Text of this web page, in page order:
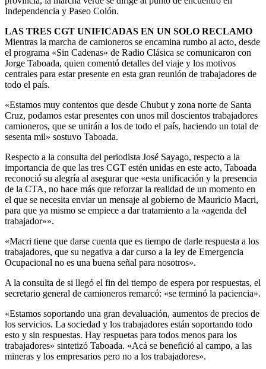
Independencia y Paseo Colón.
LAS TRES CGT UNIFICADAS EN UN SOLO RECLAMO
Mientras la marcha de camioneros se encamina rumbo al acto, desde
el programa «Sin Cadenas» de Radio Clásica se comunicaron con
Jorge Taboada, quien comentó detalles del viaje y los motivos
centrales para estar presente en esta gran reunión de trabajadores de
todo el país.
«Estamos muy contentos que desde Chubut y zona norte de Santa
Cruz, podamos estar presentes con unos mil doscientos trabajadores
camioneros, que se unirán a los de todo el país, haciendo un total de
sesenta mil» sostuvo Taboada.
Respecto a la consulta del periodista José Sayago, respecto a la
importancia de que las tres CGT estén unidas en este acto, Taboada
reconoció su alegría al asegurar que «esta unificación y la presencia
de la CTA, no hace más que reforzar la realidad de un momento en
el que se necesita enviar un mensaje al gobierno de Mauricio Macri,
para que ya mismo se empiece a dar tratamiento a la «agenda del
trabajador»».
«Macri tiene que darse cuenta que es tiempo de darle respuesta a los
trabajadores, que su negativa a dar curso a la ley de Emergencia
Ocupacional no es una buena señal para nosotros».
A la consulta de si llegó el fin del tiempo de espera por respuestas, el
secretario general de camioneros remarcó: «se terminó la paciencia».
«Estamos soportando una gran devaluación, aumentos de precios de
los servicios. La sociedad y los trabajadores están soportando todo
esto y sin respuestas. Hay respuetas para todos menos para los
trabajadores» sintetizó Taboada. «Acá se benefició al campo, a las
mineras y los empresarios pero no a los trabajadores».